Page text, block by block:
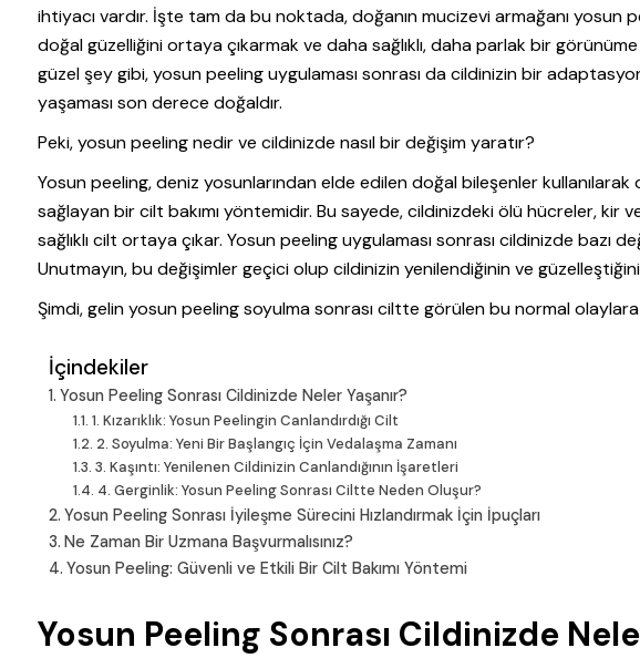
ihtiyacı vardır. İşte tam da bu noktada, doğanın mucizevi armağanı yosun
doğal güzelliğini ortaya çıkarmak ve daha sağlıklı, daha parlak bir
güzel şey gibi, yosun peeling uygulaması sonrası da cildinizin bir
yaşaması son derece doğaldır.
Peki, yosun peeling nedir ve cildinizde nasıl bir değişim yaratır?
Yosun peeling, deniz yosunlarından elde edilen doğal bileşenler kullanılarak
sağlayan bir cilt bakımı yöntemidir. Bu sayede, cildinizdeki ölü hücreler, kir ve
sağlıklı cilt ortaya çıkar. Yosun peeling uygulaması sonrası cildinizde bazı
Unutmayın, bu değişimler geçici olup cildinizin yenilendiğinin ve
Şimdi, gelin yosun peeling soyulma sonrası ciltte görülen bu normal olaylara
İçindekiler
Yosun Peeling Sonrası Cildinizde Neler Yaşanır?
1. Kızarıklık: Yosun Peelingin Canlandırdığı Cilt
2. Soyulma: Yeni Bir Başlangıç İçin Vedalaşma Zamanı
3. Kaşıntı: Yenilenen Cildinizin Canlandığının İşaretleri
4. Gerginlik: Yosun Peeling Sonrası Ciltte Neden Oluşur?
Yosun Peeling Sonrası İyileşme Sürecini Hızlandırmak İçin İpuçları
Ne Zaman Bir Uzmana Başvurmalısınız?
Yosun Peeling: Güvenli ve Etkili Bir Cilt Bakımı Yöntemi
Yosun Peeling Sonrası Cildinizde